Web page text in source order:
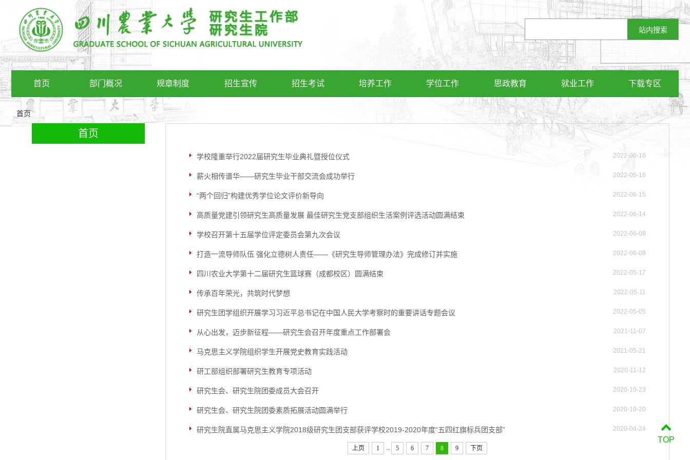
首页 部门概况 规章制度 招生宣传 招生考试 培养工作 学位工作 思政教育 就业工作 下载专区
首页
首页
2022-06-16
学校隆重举行2022届研究生毕业典礼暨授位仪式
2022-06-16
薪火相传谱华——研究生毕业干部交流会成功举行
2022-06-15
“两个回归”构建优秀学位论文评价新导向
2022-06-14
高质量党建引领研究生高质量发展 最佳研究生党支部组织生活案例评选活动圆满结束
2022-06-08
学校召开第十五届学位评定委员会第九次会议
2022-06-08
打造一流导师队伍 强化立德树人责任——《研究生导师管理办法》完成修订并实施
2022-05-17
四川农业大学第十二届研究生篮球赛（成都校区）圆满结束
2022-05-11
传承百年荣光，共筑时代梦想
2022-05-05
研究生团学组织开展学习习近平总书记在中国人民大学考察时的重要讲话专题会议
2021-11-07
从心出发，迈步新征程——研究生会召开年度重点工作部署会
2021-05-21
马克思主义学院组织学生开展党史教育实践活动
2020-11-12
研工部组织部署研究生教育专项活动
2020-10-23
研究生会、研究生院团委成员大会召开
2020-10-20
研究生会、研究生院团委素质拓展活动圆满举行
2020-04-24
研究生院直属马克思主义学院2018级研究生团支部获评学校2019-2020年度“五四红旗标兵团支部”
上页 1 5 6 7 8 9 下页
TOP